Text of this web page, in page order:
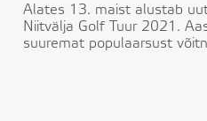
Alates 13. maist alustab
Niitvälja Golf Tuur 2021.
suuremat populaarsust